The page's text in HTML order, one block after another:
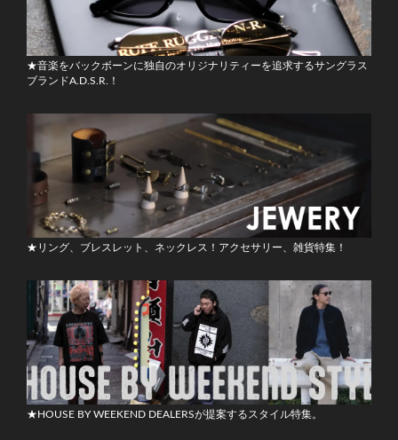
★音楽をバックボーンに独自のオリジナリティーを追求するサングラス
ブランドA.D.S.R.！
★リング、ブレスレット、ネックレス！アクセサリー、雑貨特集！
★HOUSE BY WEEKEND DEALERSが提案するスタイル特集。